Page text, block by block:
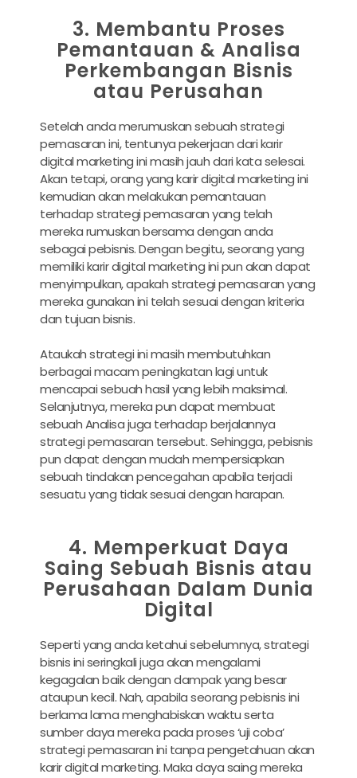
3. Membantu Proses
Pemantauan & Analisa
Perkembangan Bisnis
atau Perusahan
Setelah anda merumuskan sebuah strategi
pemasaran ini, tentunya pekerjaan darikarir
digital marketingini masih jauh dari kata selesai.
Akan tetapi, orang yangkarir digital marketingini
kemudian akan melakukan pemantauan
terhadap strategi pemasaran yang telah
mereka rumuskan bersama dengan anda
sebagai pebisnis. Dengan begitu, seorang yang
memilikikarir digital marketingini pun akan dapat
menyimpulkan, apakah strategi pemasaran yang
mereka gunakan ini telah sesuai dengan kriteria
dan tujuan bisnis.
Ataukah strategi ini masih membutuhkan
berbagai macam peningkatan lagi untuk
mencapai sebuah hasil yang lebih maksimal.
Selanjutnya, mereka pun dapat membuat
sebuah Analisa juga terhadap berjalannya
strategi pemasaran tersebut. Sehingga, pebisnis
pun dapat dengan mudah mempersiapkan
sebuah tindakan pencegahan apabila terjadi
sesuatu yang tidak sesuai dengan harapan.
4. Memperkuat Daya
Saing Sebuah Bisnis atau
Perusahaan Dalam Dunia
Digital
Seperti yang anda ketahui sebelumnya, strategi
bisnis ini seringkali juga akan mengalami
kegagalan baik dengan dampak yang besar
ataupun kecil. Nah, apabila seorang pebisnis ini
berlama lama menghabiskan waktu serta
sumber daya mereka pada proses ‘uji coba’
strategi pemasaran ini tanpa pengetahuan akan
karir digital marketing. Maka daya saing mereka